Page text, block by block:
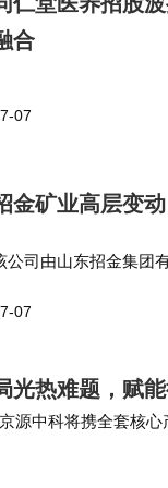
合
07
金矿业高层变
公司由山东招金集团
更，姜桂鹏卸任法定
07
光热难题，赋
源中科将携全套核
、行业同仁莅临展